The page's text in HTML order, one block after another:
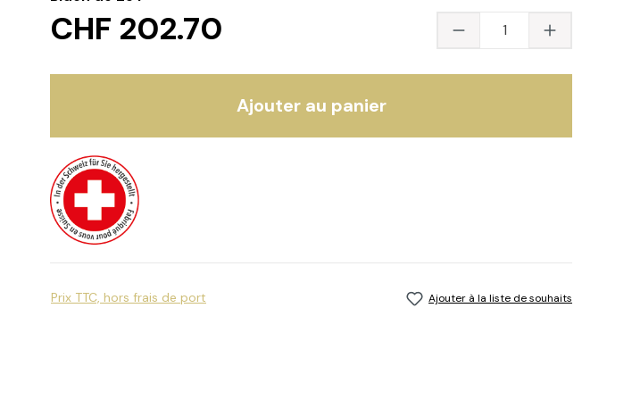
CHF 202.70 Quantité du
Ajouter au panier
Prix TTC, hors frais de port Ajouter à la liste de souhaits